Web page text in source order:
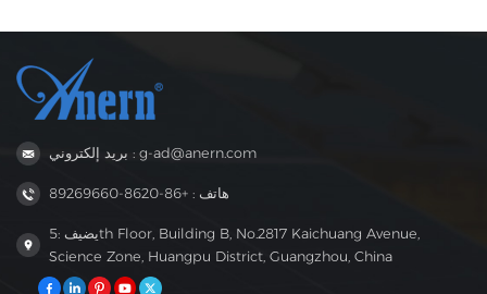
بريد إلكتروني : g-ad@anern.com
هاتف : +86-8620-89269660
يضيف :5th Floor, Building B, No.2817 Kaichuang Avenue,
Science Zone, Huangpu District, Guangzhou, China